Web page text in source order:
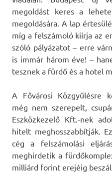
megoldást keres a
megoldására. A lap
míg a felszámoló kiírja az
szóló pályázatot – erre
is immár három éve! –
tesznek a fürdő és a hotel
A Fővárosi Közgyűlésre
még nem szerepelt,
Eszközkezelő Kft.-nek
hitelt meghosszabbítják.
cég a felszámolási
meghirdetik a
milliárd forint erejéig